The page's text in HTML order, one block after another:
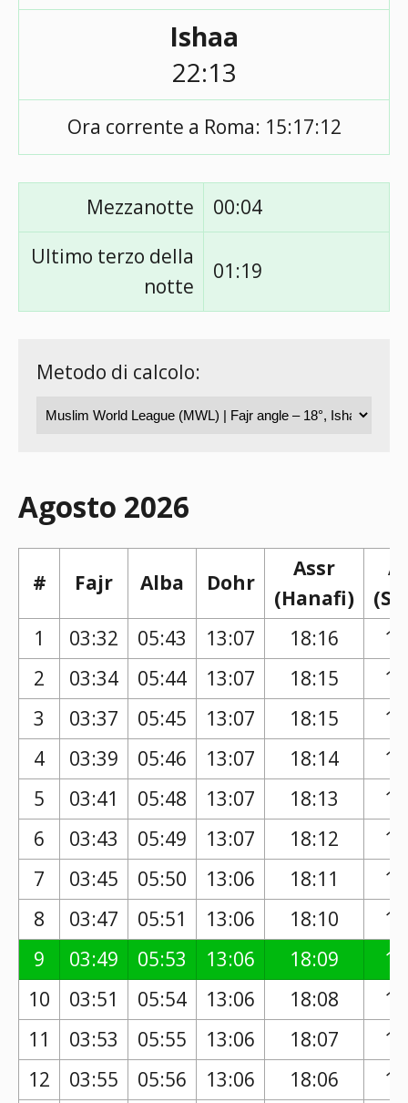
Ishaa
22:13
Ora corrente a Roma: 15:17:12
Mezzanotte
00:04
Ultimo terzo della
notte
01:19
Metodo di calcolo:
Agosto 2026
# Fajr Alba Dohr
Assr
(Hanafi)
1
03:32 05:43 13:07 18:16
2
03:34 05:44 13:07 18:15
3
03:37 05:45 13:07 18:15
4
03:39 05:46 13:07 18:14
5
03:41 05:48 13:07 18:13
6
03:43 05:49 13:07 18:12
7
03:45 05:50 13:06 18:11
8
03:47 05:51 13:06 18:10
9
03:49 05:53 13:06 18:09
10
03:51 05:54 13:06 18:08
11
03:53 05:55 13:06 18:07
12
03:55 05:56 13:06 18:06